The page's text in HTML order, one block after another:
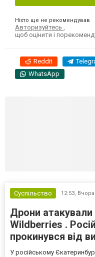
Ніхто ще не рекомендував
Авторизуйтесь ,
щоб оцінити і
Reddit
WhatsApp
Суспільство 12:53, Вчора
Дрони
Wildberries .
прокинувся від
У російському